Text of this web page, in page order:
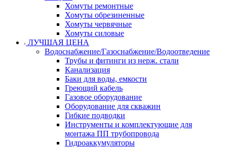
Хомуты ремонтные
Хомуты обрезиненные
Хомуты червячные
Хомуты силовые
ЛУЧШАЯ ЦЕНА
Водоснабжение/Газоснабжение/Водоотведение
Трубы и фитинги из нерж. стали
Канализация
Баки для воды, емкости
Греющий кабель
Газовое оборудование
Оборудование для скважин
Гибкие подводки
Инструменты и комплектующие для
монтажа ПП трубопровода
Гидроаккумуляторы